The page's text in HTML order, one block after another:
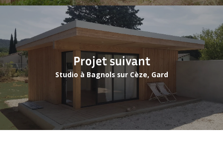
Projet suivant
Studio à Bagnols sur Cèze, Gard